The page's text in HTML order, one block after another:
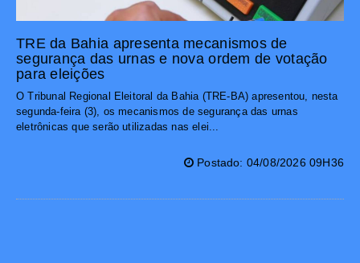
TRE da Bahia apresenta mecanismos de
segurança das urnas e nova ordem de votação
para eleições
O Tribunal Regional Eleitoral da Bahia (TRE-BA) apresentou, nesta
segunda-feira (3), os mecanismos de segurança das urnas
eletrônicas que serão utilizadas nas elei...
Postado: 04/08/2026 09H36